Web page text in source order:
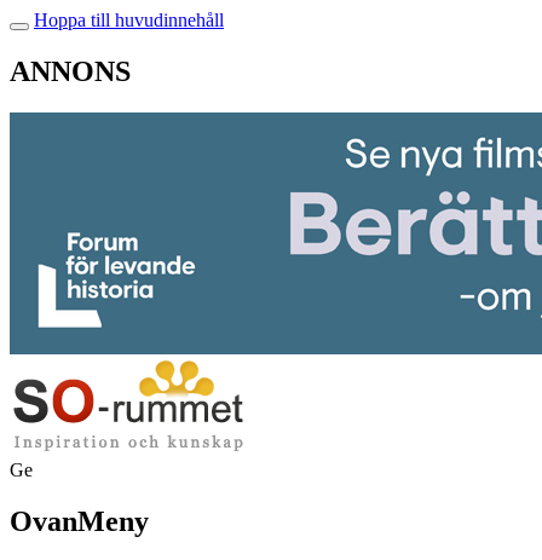
Hoppa till huvudinnehåll
ANNONS
Ge
OvanMeny